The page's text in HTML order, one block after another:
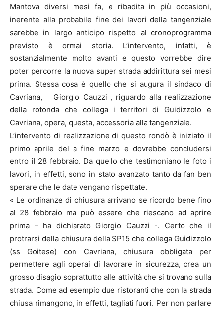
Mantova diversi mesi fa, e ribadita in più occasioni,
inerente alla probabile fine dei lavori della tangenziale
sarebbe in largo anticipo rispetto al cronoprogramma
previsto è ormai storia. L’intervento, infatti, è
sostanzialmente molto avanti e questo vorrebbe dire
poter percorre la nuova super strada addirittura sei mesi
prima. Stessa cosa è quello che si augura il sindaco di
Cavriana, Giorgio Cauzzi , riguardo alla realizzazione
della rotonda che collega i territori di Guidizzolo e
Cavriana, opera, questa, accessoria alla tangenziale.
L’intervento di realizzazione di questo rondò è iniziato il
primo aprile del a fine marzo e dovrebbe concludersi
entro il 28 febbraio. Da quello che testimoniano le foto i
lavori, in effetti, sono in stato avanzato tanto da fan ben
sperare che le date vengano rispettate.
« Le ordinanze di chiusura arrivano se ricordo bene fino
al 28 febbraio ma può essere che riescano ad aprire
prima – ha dichiarato Giorgio Cauzzi -. Certo che il
protrarsi della chiusura della SP15 che collega Guidizzolo
(ss Goitese) con Cavriana, chiusura obbligata per
permettere agli operai di lavorare in sicurezza, crea un
grosso disagio soprattutto alle attività che si trovano sulla
strada. Come ad esempio due ristoranti che con la strada
chiusa rimangono, in effetti, tagliati fuori. Per non parlare